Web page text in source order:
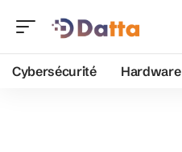
Cybersécurité Hardware